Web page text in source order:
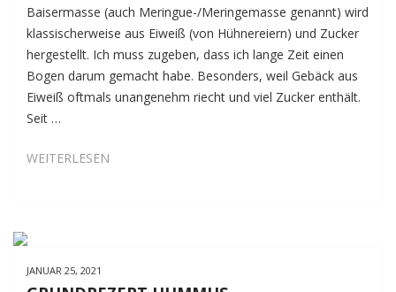
Baisermasse (auch Meringue-/Meringemasse genannt) wird
klassischerweise aus Eiweiß (von Hühnereiern) und Zucker
hergestellt. Ich muss zugeben, dass ich lange Zeit einen
Bogen darum gemacht habe. Besonders, weil Gebäck aus
Eiweiß oftmals unangenehm riecht und viel Zucker enthält.
Seit …
WEITERLESEN
JANUAR 25, 2021